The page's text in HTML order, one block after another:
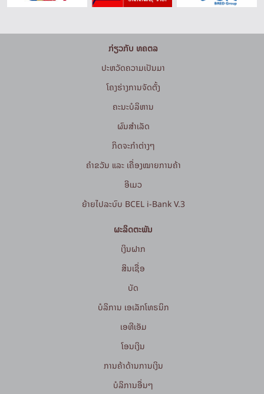
ກ່ຽວກັບ ທຄຕລ
ປະຫວັດຄວາມເປັນມາ
ໂຄງຮ່າງການຈັດຕັ້ງ
ຄະນະບໍລິຫານ
ຜົນສຳເລັດ
ກິດຈະກໍາຕ່າງໆ
ຄຳຂວັນ ແລະ ເຄື່ອງໝາຍການຄ້າ
ອີເມວ
ຍ້າຍໄປລະບົບ BCEL i-Bank V.3
ຜະລິດຕະພັນ
ເງິນຝາກ
ສິນເຊື່ອ
ບັດ
ບໍລິການ ເອເລັກໂທຣນິກ
ເອທີເອັມ
ໂອນເງິນ
ການຄ້າດ້ານການເງິນ
ບໍລິການອື່ນໆ